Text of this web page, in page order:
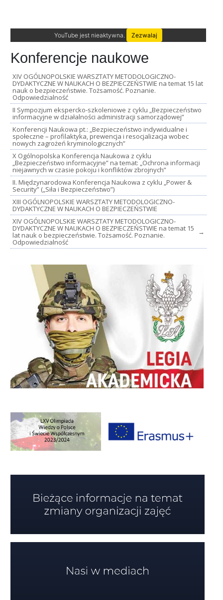
YouTube jest nieaktywna. Zezwalaj
Konferencje naukowe
XIV OGÓLNOPOLSKIE WARSZTATY METODOLOGICZNO-
DYDAKTYCZNE W NAUKACH O BEZPIECZEŃSTWIE na temat 15 lat
nauk o bezpieczeństwie. Tożsamość. Poznanie.
Odpowiedzialność
II Sympozjum ekspercko-szkoleniowe z cyklu „Bezpieczeństwo
informacyjne w działalności administracji samorządowej”
Konferencji Naukowa pt.: „Bezpieczeństwo indywidualne i
społeczne – profilaktyka, prewencja i resocjalizacja wobec
nowych zagrożeń kryminologicznych”
X Ogólnopolska Konferencja Naukowa z cyklu
„Bezpieczeństwo informacyjne” na temat: „Ochrona informacji
niejawnych w czasie pokoju i konfliktów zbrojnych”
II. Międzynarodowa Konferencja Naukowa z cyklu „Power &
Security” („Siła i Bezpieczeństwo”)
XIII OGÓLNOPOLSKIE WARSZTATY METODOLOGICZNO-
DYDAKTYCZNE W NAUKACH O BEZPIECZEŃSTWIE
XIV OGÓLNOPOLSKIE WARSZTATY METODOLOGICZNO-
DYDAKTYCZNE W NAUKACH O BEZPIECZEŃSTWIE na temat 15
lat nauk o bezpieczeństwie. Tożsamość. Poznanie.
Odpowiedzialność
→